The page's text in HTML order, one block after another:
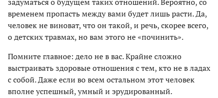
задуматься о будущем таких отношений. Вероятно, со
временем пропасть между вами будет лишь расти. Да,
человек не виноват, что он такой, и речь, скорее всего,
о детских травмах, но вам этого не «починить».
Помните главное: дело не в вас. Крайне сложно
выстраивать здоровые отношения с тем, кто не в ладах
с собой. Даже если во всем остальном этот человек
вполне успешный, умный и эрудированный.